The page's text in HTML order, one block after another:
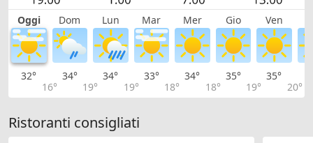
Oggi Dom Lun Mar Mer Gio Ven
32°
16°
34°
19°
34°
19°
33°
18°
34°
18°
35°
19°
35°
20°
Ristoranti consigliati